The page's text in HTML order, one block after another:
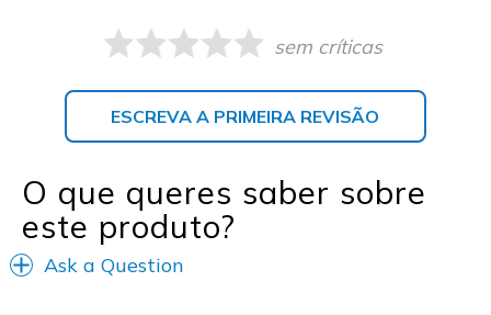
sem críticas
ESCREVA A PRIMEIRA REVISÃO
O que queres saber sobre
este produto?
Ask a Question